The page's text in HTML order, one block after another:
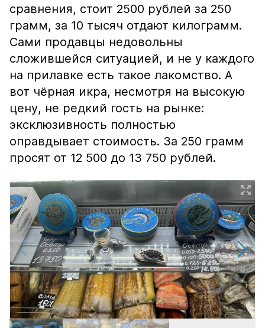
сравнения, стоит 2500 рублей за 250
грамм, за 10 тысяч отдают килограмм.
Сами продавцы недовольны
сложившейся ситуацией, и не у каждого
на прилавке есть такое лакомство. А
вот чёрная икра, несмотря на высокую
цену, не редкий гость на рынке:
эксклюзивность полностью
оправдывает стоимость. За 250 грамм
просят от 12 500 до 13 750 рублей.